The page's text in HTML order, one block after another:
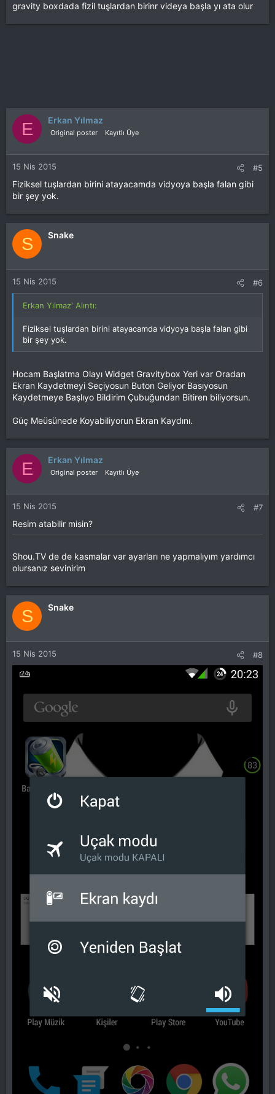
gravity boxdada fizil tuşlardan birinr videya başla yı ata olur
E Erkan Yılmaz
Original poster Kayıtlı Üye
15 Nis 2015 #5
Fiziksel tuşlardan birini atayacamda vidyoya başla falan gibi
bir şey yok.
S Snake
15 Nis 2015 #6
Erkan Yılmaz' Alıntı:
Fiziksel tuşlardan birini atayacamda vidyoya başla falan gibi
bir şey yok.
Hocam Başlatma Olayı Widget Gravitybox Yeri var Oradan
Ekran Kaydetmeyi Seçiyosun Buton Geliyor Basıyosun
Kaydetmeye Başlıyo Bildirim Çubuğundan Bitiren biliyorsun.
Güç Meüsünede Koyabiliyorun Ekran Kaydını.
E Erkan Yılmaz
Original poster Kayıtlı Üye
15 Nis 2015 #7
Resim atabilir misin?
Shou.TV de de kasmalar var ayarları ne yapmalıyım yardımcı
olursanız sevinirim
S Snake
15 Nis 2015 #8